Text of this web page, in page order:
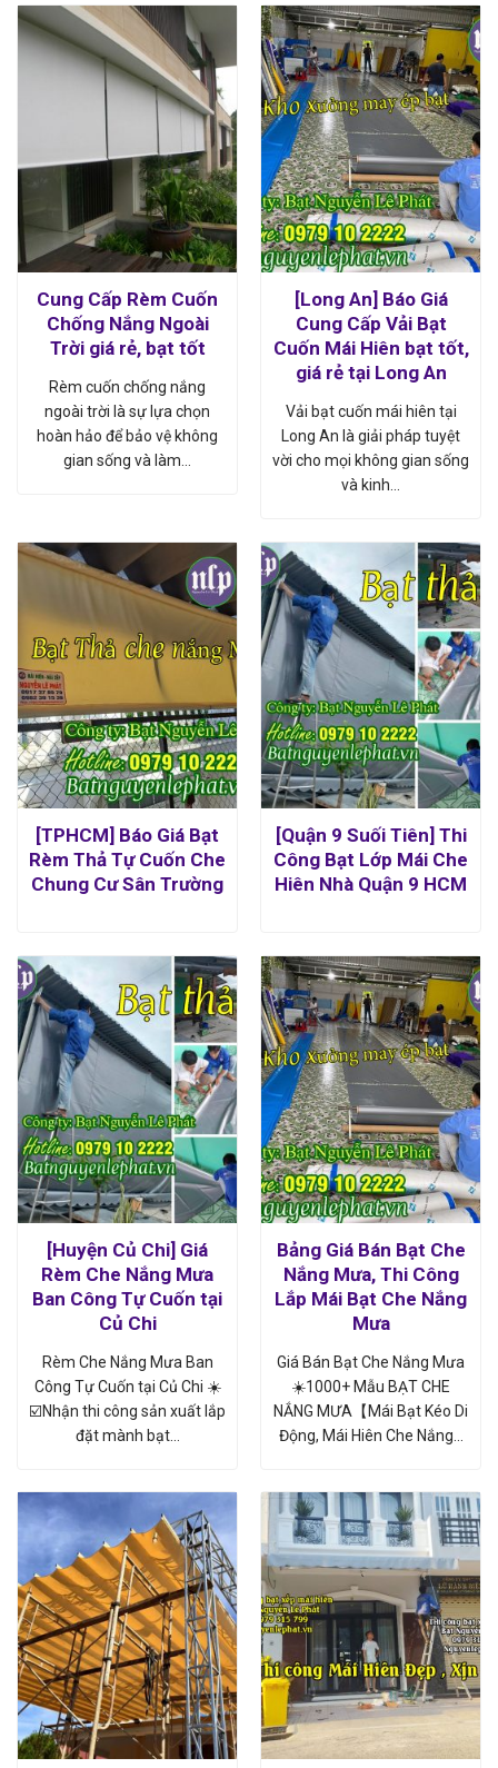
Cung Cấp Rèm Cuốn
Chống Nắng Ngoài
Trời giá rẻ, bạt tốt
Rèm cuốn chống nắng
ngoài trời là sự lựa chọn
hoàn hảo để bảo vệ không
gian sống và làm…
[Long An] Báo Giá
Cung Cấp Vải Bạt
Cuốn Mái Hiên bạt tốt,
giá rẻ tại Long An
Vải bạt cuốn mái hiên tại
Long An là giải pháp tuyệt
vời cho mọi không gian sống
và kinh…
[TPHCM] Báo Giá Bạt
Rèm Thả Tự Cuốn Che
Chung Cư Sân Trường
[Quận 9 Suối Tiên] Thi
Công Bạt Lớp Mái Che
Hiên Nhà Quận 9 HCM
[Huyện Củ Chi] Giá
Rèm Che Nắng Mưa
Ban Công Tự Cuốn tại
Củ Chi
Rèm Che Nắng Mưa Ban
Công Tự Cuốn tại Củ Chi ☀️
☑️Nhận thi công sản xuất lắp
đặt mành bạt…
Bảng Giá Bán Bạt Che
Nắng Mưa, Thi Công
Lắp Mái Bạt Che Nắng
Mưa
Giá Bán Bạt Che Nắng Mưa
☀️1000+ Mẫu BẠT CHE
NẮNG MƯA【Mái Bạt Kéo Di
Động, Mái Hiên Che Nắng…